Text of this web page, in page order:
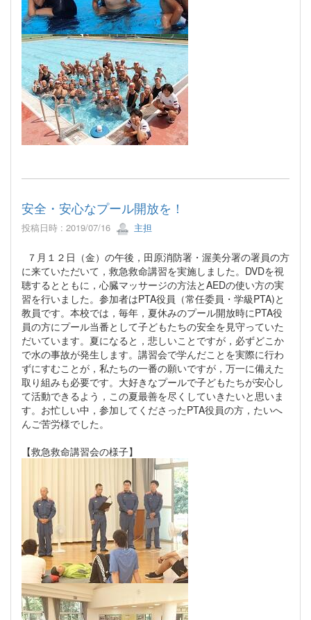
安全・安心なプール開放を！
投稿日時 : 2019/07/16 主担
７月１２日（金）の午後，田原消防署・渥美分署の署員の方
に来ていただいて，救急救命講習を実施しました。DVDを視
聴するとともに，心臓マッサージの方法とAEDの使い方の実
習を行いました。参加者はPTA役員（常任委員・学級PTA)と
教員です。本校では，毎年，夏休みのプール開放時にPTA役
員の方にプール当番として子どもたちの安全を見守っていた
だいています。夏になると，悲しいことですが，必ずどこか
で水の事故が発生します。講習会で学んだことを実際に行わ
ずにすむことが，私たちの一番の願いですが，万一に備えた
取り組みも必要です。大好きなプールで子どもたちが安心し
て活動できるよう，この夏最善を尽くしていきたいと思いま
す。お忙しい中，参加してくださったPTA役員の方，たいへ
んご苦労様でした。
【救急救命講習会の様子】